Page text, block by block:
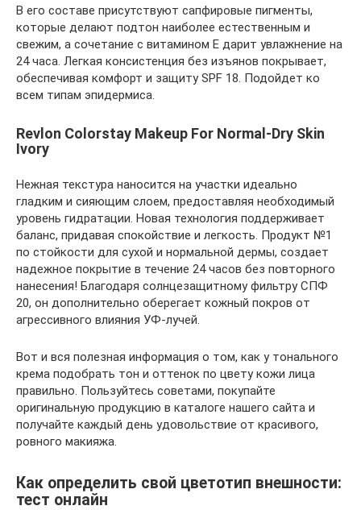
В его составе присутствуют сапфировые пигменты,
которые делают подтон наиболее естественным и
свежим, а сочетание с витамином Е дарит увлажнение на
24 часа. Легкая консистенция без изъянов покрывает,
обеспечивая комфорт и защиту SPF 18. Подойдет ко
всем типам эпидермиса.
Revlon Colorstay Makeup For Normal-Dry Skin
Ivory
Нежная текстура наносится на участки идеально
гладким и сияющим слоем, предоставляя необходимый
уровень гидратации. Новая технология поддерживает
баланс, придавая спокойствие и легкость. Продукт №1
по стойкости для сухой и нормальной дермы, создает
надежное покрытие в течение 24 часов без повторного
нанесения! Благодаря солнцезащитному фильтру СПФ
20, он дополнительно оберегает кожный покров от
агрессивного влияния УФ-лучей.
Вот и вся полезная информация о том, как у тонального
крема подобрать тон и оттенок по цвету кожи лица
правильно. Пользуйтесь советами, покупайте
оригинальную продукцию в каталоге нашего сайта и
получайте каждый день удовольствие от красивого,
ровного макияжа.
Как определить свой цветотип внешности:
тест онлайн